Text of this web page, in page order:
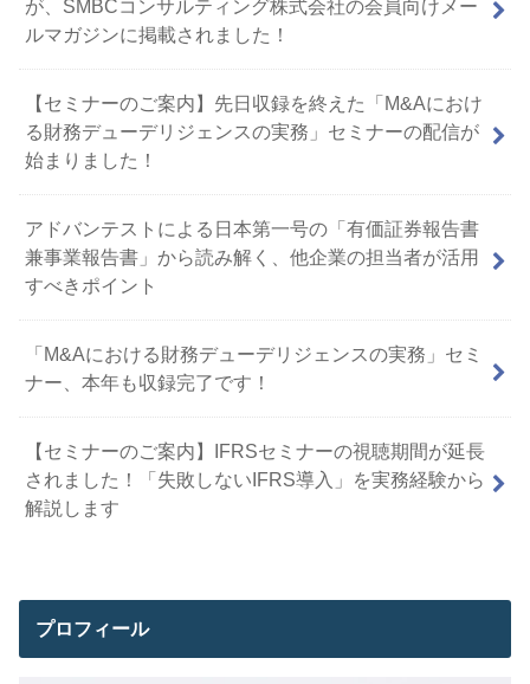
が、SMBCコンサルティング株式会社の会員向けメー
ルマガジンに掲載されました！
【セミナーのご案内】先日収録を終えた「M&Aにおけ
る財務デューデリジェンスの実務」セミナーの配信が
始まりました！
アドバンテストによる日本第一号の「有価証券報告書
兼事業報告書」から読み解く、他企業の担当者が活用
すべきポイント
「M&Aにおける財務デューデリジェンスの実務」セミ
ナー、本年も収録完了です！
【セミナーのご案内】IFRSセミナーの視聴期間が延長
されました！「失敗しないIFRS導入」を実務経験から
解説します
プロフィール